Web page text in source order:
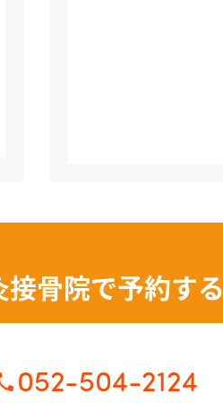
接骨院で予約する
052-504-2124